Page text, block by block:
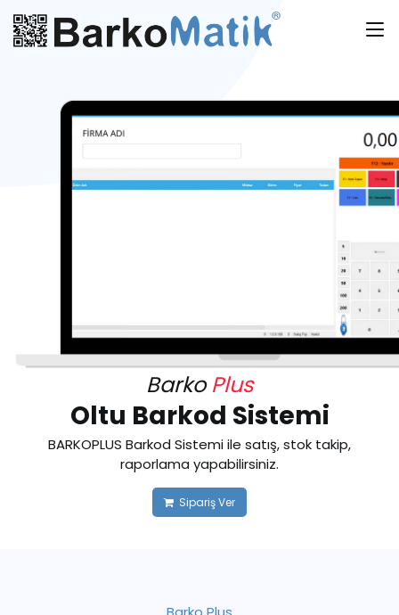
BarkoPlus
Oltu Barkod Sistemi
BARKOPLUS Barkod Sistemi ile satış, stok takip,
raporlama yapabilirsiniz.
Sipariş Ver